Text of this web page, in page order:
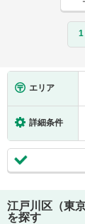
1
エリア
詳細条件
江戸川区（東京
を探す